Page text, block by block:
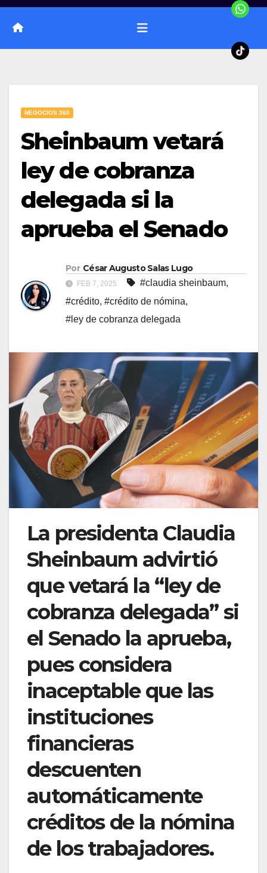
NEGOCIOS 360
Sheinbaum vetará
ley de cobranza
delegada si la
aprueba el Senado
Por César Augusto Salas Lugo
FEB 7, 2025 #claudia sheinbaum,
#crédito, #crédito de nómina,
#ley de cobranza delegada
La presidenta Claudia
Sheinbaum advirtió
que vetará la “ley de
cobranza delegada” si
el Senado la aprueba,
pues considera
inaceptable que las
instituciones
financieras
descuenten
automáticamente
créditos de la nómina
de los trabajadores.